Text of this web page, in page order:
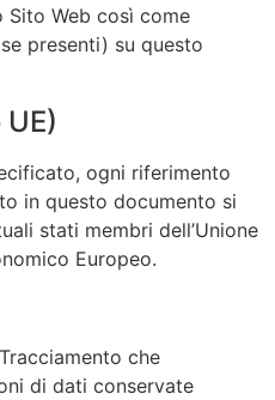
Web così come
presenti) su questo
ogni riferimento
in questo documento si
stati membri dell’Unione
Europeo.
che
di dati conservate